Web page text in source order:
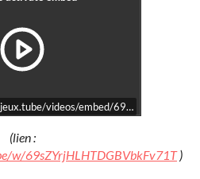
videos/embed/
(lien :
w/69sZYrjHLHTDGBVbkFv71T)